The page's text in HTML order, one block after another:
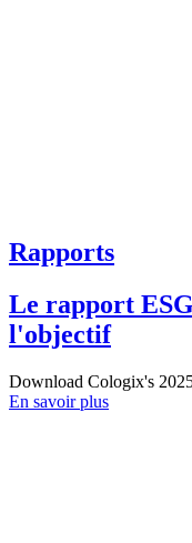
Rapports
Le rapport
l'objectif
Download Cologix's
En savoir plus